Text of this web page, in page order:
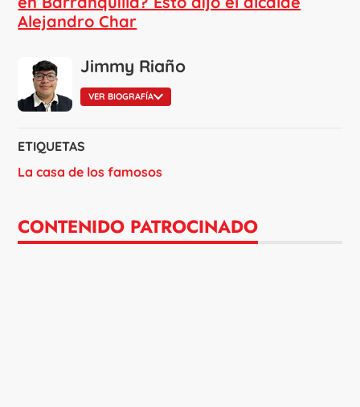
Alejandro Char
Jimmy Riaño
VER BIOGRAFÍA
ETIQUETAS
La casa de los famosos
CONTENIDO PATROCINADO